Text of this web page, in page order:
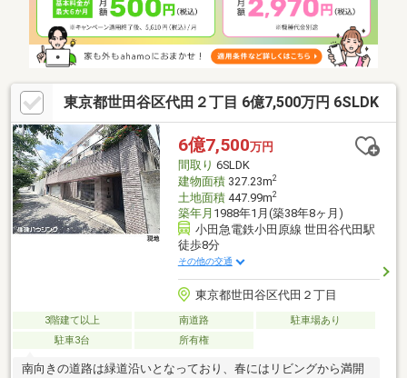
東京都世田谷区代田２丁目 6億7,500万円 6SLDK
6億7,500万円
間取り 6SLDK
建物面積327.23m2
土地面積447.99m2
築年月 1988年1月(築38年8ヶ月)
小田急電鉄小田原線 世田谷代田駅
徒歩8分
その他の交通
東京都世田谷区代田２丁目
3階建て以上 南道路
駐車場あり
駐車3台
所有権
南向きの道路は緑道沿いとなっており、春にはリビングから満開